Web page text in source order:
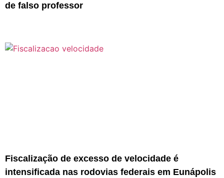
de falso professor
Fiscalização de excesso de velocidade é
intensificada nas rodovias federais em Eunápolis